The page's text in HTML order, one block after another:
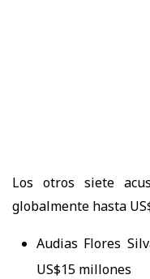
Los otros siete
globalmente hasta
Audias Flores
US$15 millones